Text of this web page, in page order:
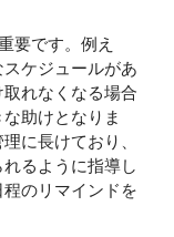
要です。例え
ケジュールがあ
れなくなる場合
助けとなりま
に長けており、
るように指導し
のリマインドを